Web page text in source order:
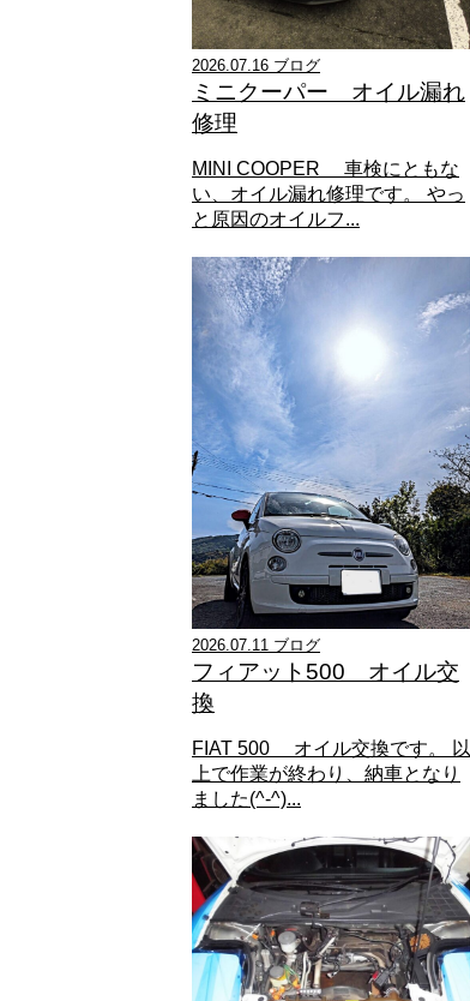
2026.07.16 ブログ
ミニクーパー オイル漏れ
修理
MINI COOPER 車検にともな
い、オイル漏れ修理です。 やっ
と原因のオイルフ...
2026.07.11 ブログ
フィアット500 オイル交
換
FIAT 500 オイル交換です。 以
上で作業が終わり、納車となり
ました(^-^)...